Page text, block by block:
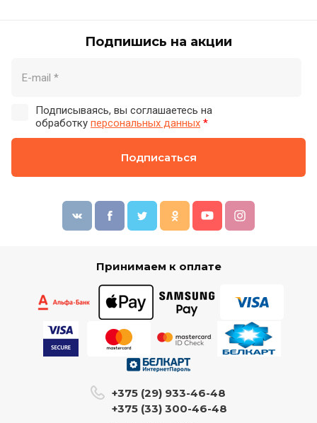
Подпишись на акции
Подписываясь, вы соглашаетесь на
обработку персональных данных *
Подписаться
Принимаем к оплате
+375 (29) 933-46-48
+375 (33) 300-46-48